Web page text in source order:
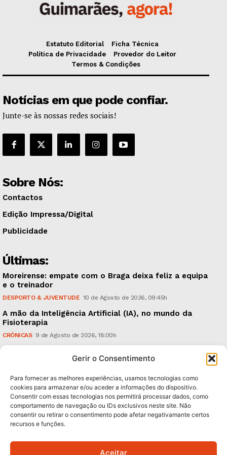
Gerir o Consentimento
Para fornecer as melhores experiências, usamos tecnologias como
cookies para armazenar e/ou aceder a informações do dispositivo.
Consentir com essas tecnologias nos permitirá processar dados, como
comportamento de navegação ou IDs exclusivos neste site. Não
consentir ou retirar o consentimento pode afetar negativamante certos
recursos e funções.
Aceitar
Estatuto Editorial
Ficha Técnica
Política de Privacidade
Provedor do Leitor
Termos & Condições
Notícias em que pode confiar.
Junte-se às nossas redes sociais!
Sobre Nós:
Contactos
Edição Impressa/Digital
Publicidade
Últimas:
Moreirense: empate com o Braga deixa feliz a equipa
e o treinador
DESPORTO & JUVENTUDE 10 de Agosto de 2026, 09:45h
A mão da Inteligência Artificial (IA), no mundo da
Fisioterapia
CRÓNICAS 9 de Agosto de 2026, 18:00h
18.926 espectadores
Subscreva Newsletter: